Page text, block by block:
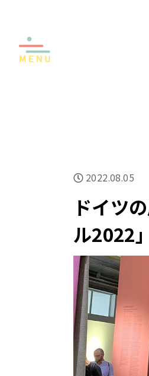
2022.08.05
ドイツ
ル2022」